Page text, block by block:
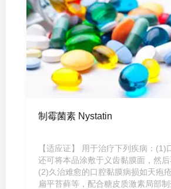
制霉菌素 Nystatin
【适应证】 用于治疗下列疾病：(1)
还可将本品涂敷于义齿黏膜面，然后
(2)久治难愈的口腔黏膜病损如天疱
扁平苔藓等，配合糖皮质激素局部制